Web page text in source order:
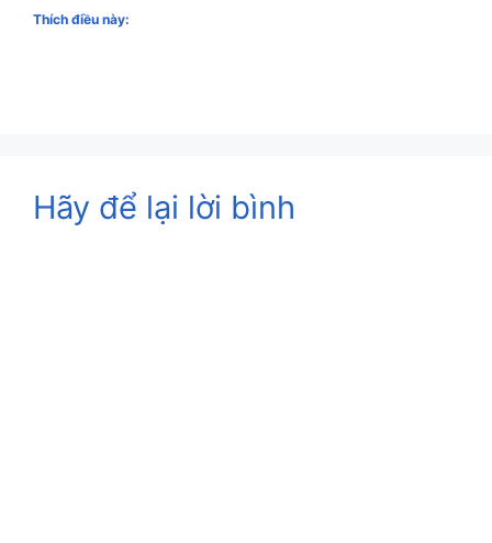
Thích điều này:
Hãy để lại lời bình